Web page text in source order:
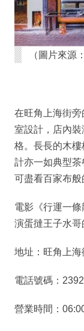
（圖片來源
在旺角上海街
室設計，店內
格。長長的木
計亦一如典型
可盡看百家布般
電影《行運一
演蛋撻王子水哥
地址：旺角上
電話號碼：
營業時間：